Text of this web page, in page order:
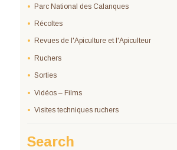
Parc National des Calanques
Récoltes
Revues de l'Apiculture et l'Apiculteur
Ruchers
Sorties
Vidéos – Films
Visites techniques ruchers
Search